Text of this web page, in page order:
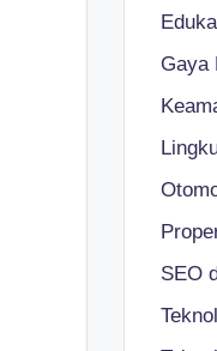
Gaya
SEO